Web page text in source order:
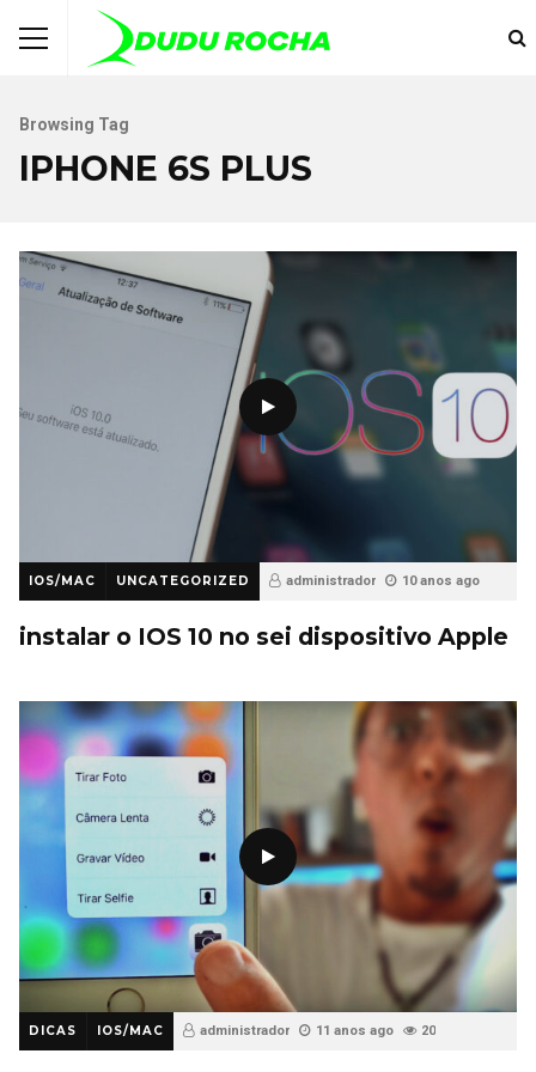
Browsing Tag
IPHONE 6S PLUS
IOS/MAC UNCATEGORIZED administrador 10 anos ago
instalar o IOS 10 no sei dispositivo Apple
DICAS IOS/MAC administrador 11 anos ago 20